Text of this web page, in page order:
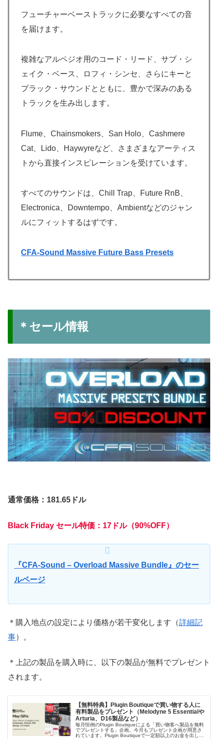
フューチャーベーストラックに必要なすべての音
を届けます。
複雑なアルペジオ用のコード・リード、サブ・シ
ェイク・ベース、ロフィ・シンセ、さらにキーと
プラック・サウンドとともに、豊かで深みのある
トラックを生み出します。
Flume、Chainsmokers、San Holo、Cashmere
Cat、Lido、Haywyreなど、さまざまなアーティス
トから直接インスピレーションを受けています。
すべてのサウンドは、Chill Trap、Future RnB、
Electronica、Downtempo、Ambientなどのジャン
ルにフィットするはずです。
CFA-Sound Massive Future Bass Presets
＊セール情報
通常価格：181.65ドル
Black Friday セール特価：17ドル（90%OFF）
『CFA-Sound – Overload Massive Bundle』のセー
ルページ
＊購入地点の設定により価格が若干変化します（詳細記
事）。
＊上記の製品を購入時に、以下の製品が無料でプレゼント
されます。
【無料特典】Plugin Boutiqueで買い物する人に
有料製品をプレゼント（Melodyne 5 Essentialや
Arturia、D16製品など）
毎月恒例のPlugin Boutiqueによる「買い物客へ製品を無料
でプレゼントする」企画。今月もプレゼント企画が用意さ
れています。Plugin Boutiqueで一定額以上のお金を出して